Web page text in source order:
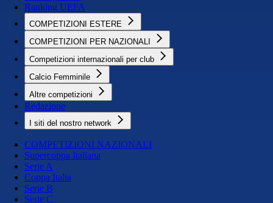
Ranking UEFA
COMPETIZIONI ESTERE
COMPETIZIONI PER NAZIONALI
Competizioni internazionali per club
Calcio Femminile
Altre competizioni
Redazione
I siti del nostro network
COMPETIZIONI NAZIONALI
Supercoppa Italiana
Serie A
Coppa Italia
Serie B
Serie C